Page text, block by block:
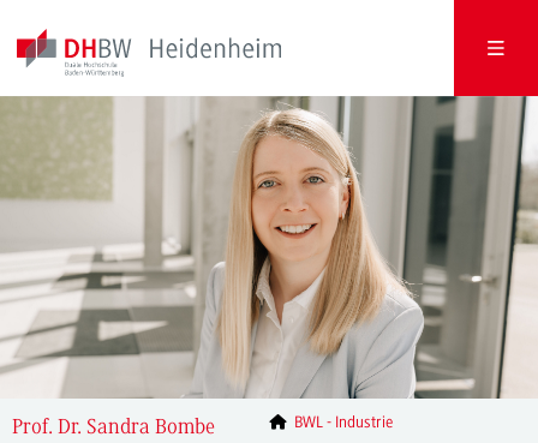
Prof. Dr. Sandra Bombe BWL - Industrie